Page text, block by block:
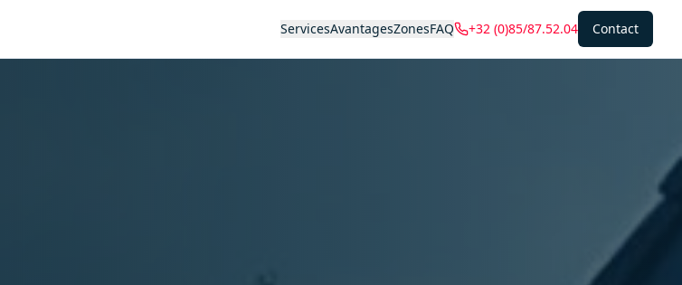
ServicesAvantagesZonesFAQ +32 (0)85/87.52.04 Contact